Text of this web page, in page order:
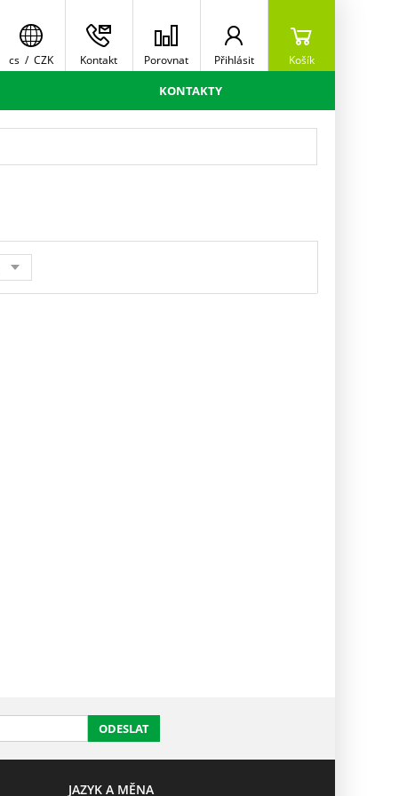
cs / CZK Kontakt Porovnat Přihlásit Košík
KONTAKTY
ODESLAT
JAZYK A MĚNA